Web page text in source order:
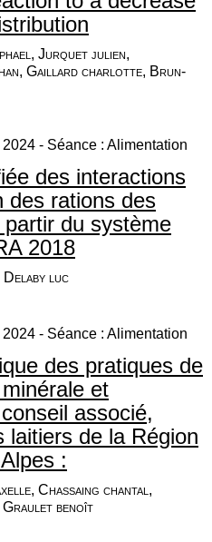
Jurquet julien,
Gaillard charlotte, Brun-
- Séance : Alimentation
des interactions
des rations des
du système
2018
Delaby luc
- Séance : Alimentation
des pratiques de
et
associé,
laitiers de la Région
:
Chassaing chantal,
Graulet benoît